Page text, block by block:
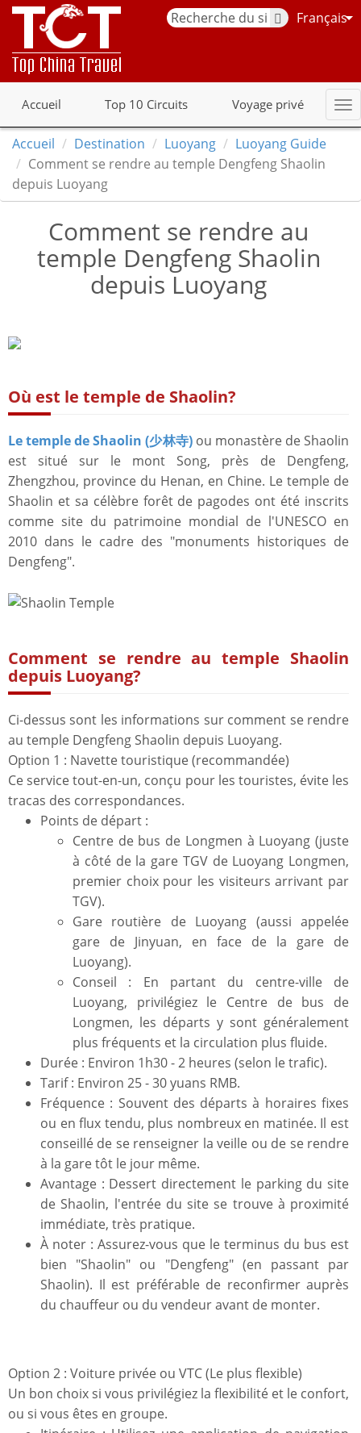
Français
Accueil Top 10 Circuits Voyage privé
Accueil Destination Luoyang
Luoyang Guide
Comment se rendre au temple Dengfeng Shaolin
depuis Luoyang
Comment se rendre au
temple Dengfeng Shaolin
depuis Luoyang
Où est le temple de Shaolin?
Le temple de Shaolin (少林寺) ou monastère de Shaolin
est situé sur le mont Song, près de Dengfeng,
Zhengzhou, province du Henan, en Chine. Le temple de
Shaolin et sa célèbre forêt de pagodes ont été inscrits
comme site du patrimoine mondial de l'UNESCO en
2010 dans le cadre des "monuments historiques de
Dengfeng".
Comment se rendre au temple Shaolin
depuis Luoyang?
Ci-dessus sont les informations sur comment se rendre
au temple Dengfeng Shaolin depuis Luoyang.
Option 1 : Navette touristique (recommandée)
Ce service tout-en-un, conçu pour les touristes, évite les
tracas des correspondances.
Points de départ :
Centre de bus de Longmen à Luoyang (juste
à côté de la gare TGV de Luoyang Longmen,
premier choix pour les visiteurs arrivant par
TGV).
Gare routière de Luoyang (aussi appelée
gare de Jinyuan, en face de la gare de
Luoyang).
Conseil : En partant du centre-ville de
Luoyang, privilégiez le Centre de bus de
Longmen, les départs y sont généralement
plus fréquents et la circulation plus fluide.
Durée : Environ 1h30 - 2 heures (selon le trafic).
Tarif : Environ 25 - 30 yuans RMB.
Fréquence : Souvent des départs à horaires fixes
ou en flux tendu, plus nombreux en matinée. Il est
conseillé de se renseigner la veille ou de se rendre
à la gare tôt le jour même.
Avantage : Dessert directement le parking du site
de Shaolin, l'entrée du site se trouve à proximité
immédiate, très pratique.
À noter : Assurez-vous que le terminus du bus est
bien "Shaolin" ou "Dengfeng" (en passant par
Shaolin). Il est préférable de reconfirmer auprès
du chauffeur ou du vendeur avant de monter.
Option 2 : Voiture privée ou VTC (Le plus flexible)
Un bon choix si vous privilégiez la flexibilité et le confort,
ou si vous êtes en groupe.